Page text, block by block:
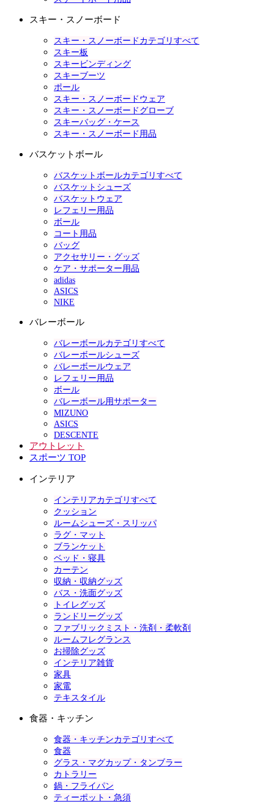
スキー・スノーボード
スキー・スノーボードカテゴリすべて
スキー板
スキービンディング
スキーブーツ
ポール
スキー・スノーボードウェア
スキー・スノーボードグローブ
スキーバッグ・ケース
スキー・スノーボード用品
バスケットボール
バスケットボールカテゴリすべて
バスケットシューズ
バスケットウェア
レフェリー用品
ボール
コート用品
バッグ
アクセサリー・グッズ
ケア・サポーター用品
adidas
ASICS
NIKE
バレーボール
バレーボールカテゴリすべて
バレーボールシューズ
バレーボールウェア
レフェリー用品
ボール
バレーボール用サポーター
MIZUNO
ASICS
DESCENTE
アウトレット
スポーツ TOP
インテリア
インテリアカテゴリすべて
クッション
ルームシューズ・スリッパ
ラグ・マット
ブランケット
ベッド・寝具
カーテン
収納・収納グッズ
バス・洗面グッズ
トイレグッズ
ランドリーグッズ
ファブリックミスト・洗剤・柔軟剤
ルームフレグランス
お掃除グッズ
インテリア雑貨
家具
家電
テキスタイル
食器・キッチン
食器・キッチンカテゴリすべて
食器
グラス・マグカップ・タンブラー
カトラリー
鍋・フライパン
ティーポット・急須